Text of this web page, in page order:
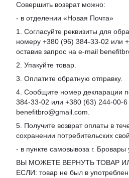
Совершить возврат можно:
- в отделении «Новая Почта»
1. Согласуйте реквизиты для
номеру +380 (96) 384-33-02 или
оставив запрос на e-mail
2. Упакуйте товар.
3. Оплатите обратную отправку.
4. Сообщите номер декларации
384-33-02 или +380 (63) 244-00-
benefitbro@gmail.com.
5. Получите возврат оплаты в
сохранении потребительских
- в пункте самовывоза г. Бровары
ВЫ МОЖЕТЕ ВЕРНУТЬ ТОВАР
ЕСЛИ: товар не был в